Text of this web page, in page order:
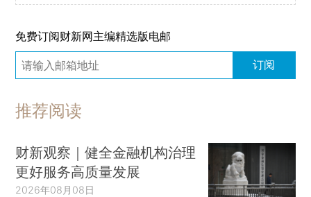
免费订阅财新网主编精选版电邮
订阅
推荐阅读
财新观察｜健全金融机构治理
更好服务高质量发展
2026年08月08日